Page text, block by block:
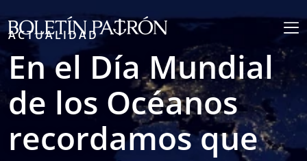
ACTUALIDAD
En el Día Mundial
de los Océanos
recordamos que